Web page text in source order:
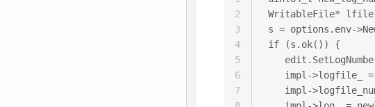
WritableFile*
s = options.env-
if (s.ok()) {
impl->logfile_
impl-
2
3
4
5
6
7